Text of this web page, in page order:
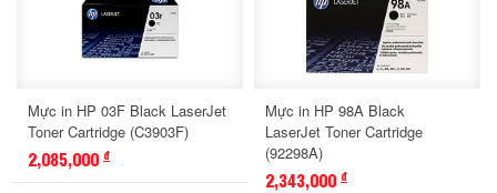
Mực in HP 03F Black LaserJet
Toner Cartridge (C3903F)
2,085,000 đ
Mực in HP 98A Black
LaserJet Toner Cartridge
(92298A)
2,343,000 đ